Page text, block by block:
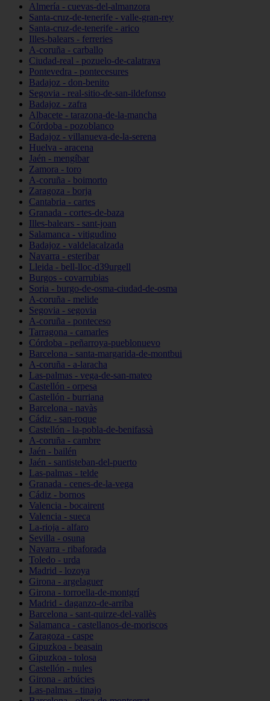
Almería - cuevas-del-almanzora
Santa-cruz-de-tenerife - valle-gran-rey
Santa-cruz-de-tenerife - arico
Illes-balears - ferreries
A-coruña - carballo
Ciudad-real - pozuelo-de-calatrava
Pontevedra - pontecesures
Badajoz - don-benito
Segovia - real-sitio-de-san-ildefonso
Badajoz - zafra
Albacete - tarazona-de-la-mancha
Córdoba - pozoblanco
Badajoz - villanueva-de-la-serena
Huelva - aracena
Jaén - mengíbar
Zamora - toro
A-coruña - boimorto
Zaragoza - borja
Cantabria - cartes
Granada - cortes-de-baza
Illes-balears - sant-joan
Salamanca - vitigudino
Badajoz - valdelacalzada
Navarra - esteribar
Lleida - bell-lloc-d39urgell
Burgos - covarrubias
Soria - burgo-de-osma-ciudad-de-osma
A-coruña - melide
Segovia - segovia
A-coruña - ponteceso
Tarragona - camarles
Córdoba - peñarroya-pueblonuevo
Barcelona - santa-margarida-de-montbui
A-coruña - a-laracha
Las-palmas - vega-de-san-mateo
Castellón - orpesa
Castellón - burriana
Barcelona - navàs
Cádiz - san-roque
Castellón - la-pobla-de-benifassà
A-coruña - cambre
Jaén - bailén
Jaén - santisteban-del-puerto
Las-palmas - telde
Granada - cenes-de-la-vega
Cádiz - bornos
Valencia - bocairent
Valencia - sueca
La-rioja - alfaro
Sevilla - osuna
Navarra - ribaforada
Toledo - urda
Madrid - lozoya
Girona - argelaguer
Girona - torroella-de-montgrí
Madrid - daganzo-de-arriba
Barcelona - sant-quirze-del-vallès
Salamanca - castellanos-de-moriscos
Zaragoza - caspe
Gipuzkoa - beasain
Gipuzkoa - tolosa
Castellón - nules
Girona - arbúcies
Las-palmas - tinajo